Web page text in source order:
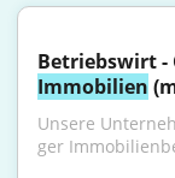
Immobilien
Unsere
ger